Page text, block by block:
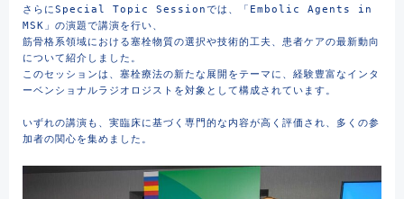
さらにSpecial Topic Sessionでは、「Embolic Agents in
MSK」の演題で講演を行い、
筋骨格系領域における塞栓物質の選択や技術的工夫、患者ケアの最新動向
について紹介しました。
このセッションは、塞栓療法の新たな展開をテーマに、経験豊富なインタ
ーベンショナルラジオロジストを対象として構成されています。
いずれの講演も、実臨床に基づく専門的な内容が高く評価され、多くの参
加者の関心を集めました。